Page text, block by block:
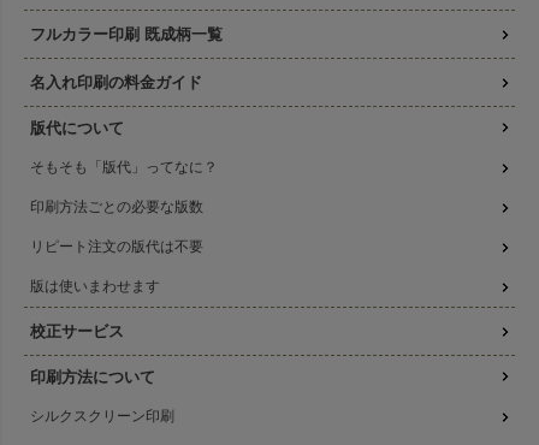
フルカラー印刷 既成柄一覧
名入れ印刷の料金ガイド
版代について
そもそも「版代」ってなに？
印刷方法ごとの必要な版数
リピート注文の版代は不要
版は使いまわせます
校正サービス
印刷方法について
シルクスクリーン印刷